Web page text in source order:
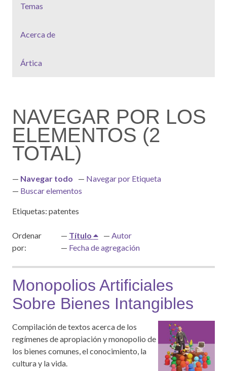
Temas
Acerca de
Ártica
NAVEGAR POR LOS
ELEMENTOS (2
TOTAL)
Navegar todo
Navegar por Etiqueta
Buscar elementos
Etiquetas: patentes
Ordenar
por:
Título
Autor
Fecha de agregación
Monopolios Artificiales
Sobre Bienes Intangibles
Compilación de textos acerca de los
regímenes de apropiación y monopolio de
los bienes comunes, el conocimiento, la
cultura y la vida.